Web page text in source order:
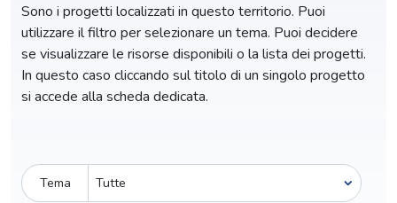
Sono i progetti localizzati in questo territorio. Puoi
utilizzare il filtro per selezionare un tema. Puoi decidere
se visualizzare le risorse disponibili o la lista dei progetti.
In questo caso cliccando sul titolo di un singolo progetto
si accede alla scheda dedicata.
Tema